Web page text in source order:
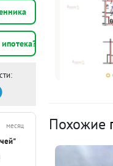
месяц Похожие